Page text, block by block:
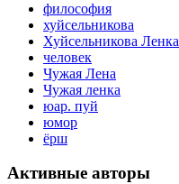
философия
хуйсельникова
Хуйсельникова Ленка
человек
Чужая Лена
Чужая ленка
юар. пуй
юмор
ёрш
Активные авторы